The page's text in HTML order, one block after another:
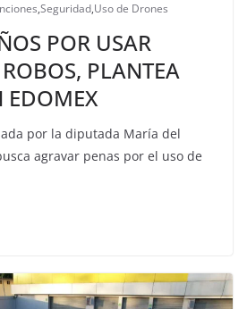
,Seguridad,Uso de Drones
POR USAR
PLANTEA
EDOMEX
por la diputada María del
agravar penas por el uso de